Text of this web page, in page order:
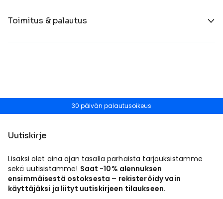
Toimitus & palautus
30 päivän palautusoikeus
Uutiskirje
Lisäksi olet aina ajan tasalla parhaista tarjouksistamme
sekä uutisistamme! Saat -10% alennuksen
ensimmäisestä ostoksesta – rekisteröidy vain
käyttäjäksi ja liityt uutiskirjeen tilaukseen.